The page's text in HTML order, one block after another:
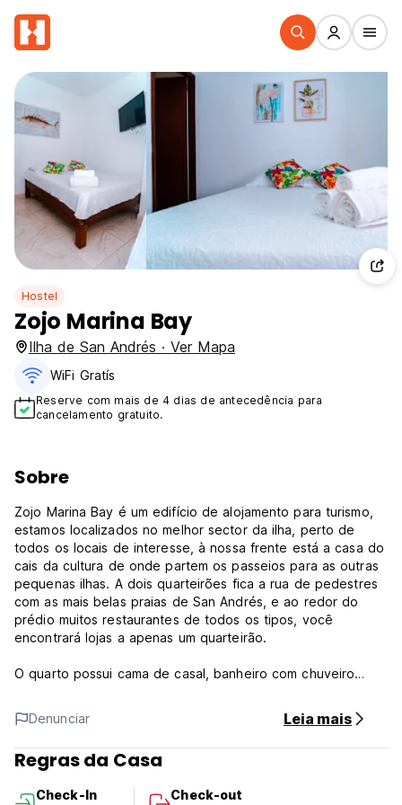
Hostel
Zojo Marina Bay
Ilha de San Andrés · Ver Mapa
WiFi Gratís
Reserve com mais de 4 dias de antecedência para
cancelamento gratuito.
Sobre
Zojo Marina Bay é um edifício de alojamento para turismo,
estamos localizados no melhor sector da ilha, perto de
todos os locais de interesse, à nossa frente está a casa do
cais da cultura de onde partem os passeios para as outras
pequenas ilhas. A dois quarteirões fica a rua de pedestres
com as mais belas praias de San Andrés, e ao redor do
prédio muitos restaurantes de todos os tipos, você
encontrará lojas a apenas um quarteirão.
O quarto possui cama de casal, banheiro com chuveiro
todos os quartos possuem entrada independente, você
receberá as chaves do quarto que serão utilizadas pelos
titulares da reserva.
e feriados, o serviço de limpeza deverá ser solicitado pelo
Denunciar Leia mais
Regras da Casa
Check-In
Check-out